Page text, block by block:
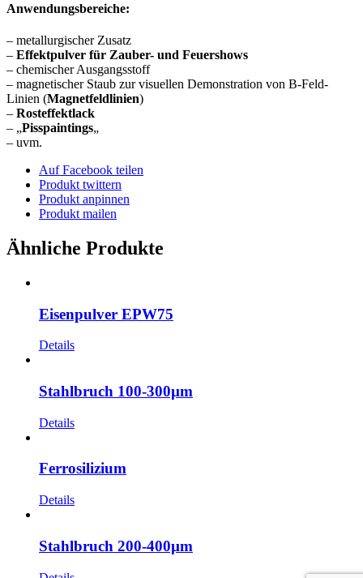
Anwendungsbereiche:
– metallurgischer Zusatz
– Effektpulver für Zauber- und Feuershows
– chemischer Ausgangsstoff
– magnetischer Staub zur visuellen Demonstration von B-Feld-
Linien (Magnetfeldlinien)
– Rosteffektlack
– „Pisspaintings„
– uvm.
Auf Facebook teilen
Produkt twittern
Produkt anpinnen
Produkt mailen
Ähnliche Produkte
Eisenpulver EPW75
Details
Stahlbruch 100-300µm
Details
Ferrosilizium
Details
Stahlbruch 200-400µm